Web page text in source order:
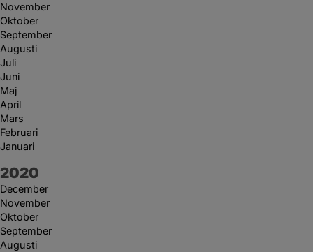
November
Oktober
September
Augusti
Juli
Juni
Maj
April
Mars
Februari
Januari
År:
2020
December
November
Oktober
September
Augusti